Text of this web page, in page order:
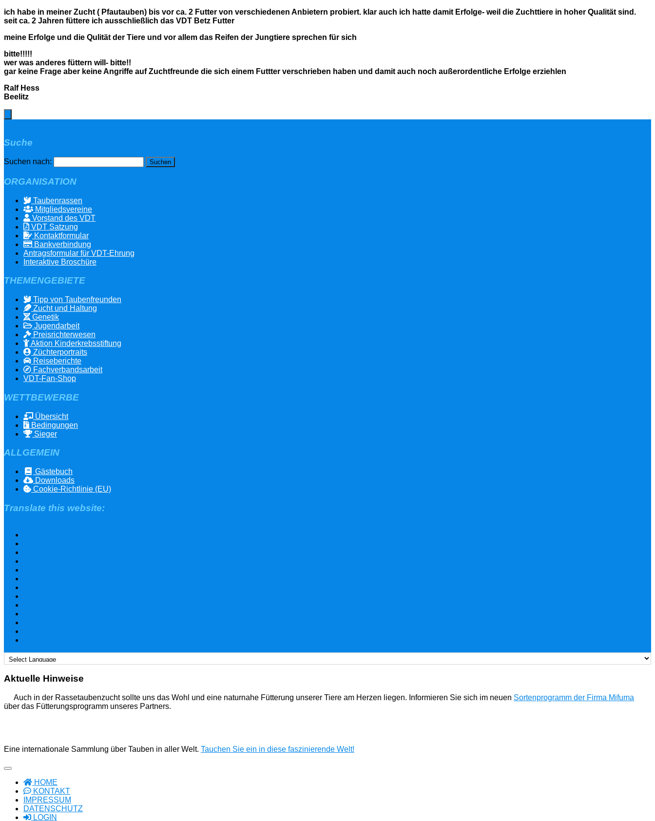
ich habe in meiner Zucht ( Pfautauben) bis vor ca. 2 Futter von verschiedenen Anbietern probiert. klar auch ich hatte damit Erfolge- weil die Zuchttiere in hoher Qualität sind.
seit ca. 2 Jahren füttere ich ausschließlich das VDT Betz Futter
meine Erfolge und die Qulität der Tiere und vor allem das Reifen der Jungtiere sprechen für sich
bitte!!!!!
wer was anderes füttern will- bitte!!
gar keine Frage aber keine Angriffe auf Zuchtfreunde die sich einem Futtter verschrieben haben und damit auch noch außerordentliche Erfolge erziehlen
Ralf Hess
Beelitz
Suche
Suchen nach:
ORGANISATION
Taubenrassen
Mitgliedsvereine
Vorstand des VDT
VDT Satzung
Kontaktformular
Bankverbindung
Antragsformular für VDT-Ehrung
Interaktive Broschüre
THEMENGEBIETE
Tipp von Taubenfreunden
Zucht und Haltung
Genetik
Jugendarbeit
Preisrichterwesen
Aktion Kinderkrebsstiftung
Züchterportraits
Reiseberichte
Fachverbandsarbeit
VDT-Fan-Shop
WETTBEWERBE
Übersicht
Bedingungen
Sieger
ALLGEMEIN
Gästebuch
Downloads
Cookie-Richtlinie (EU)
Translate this website:
Aktuelle Hinweise
Auch in der Rassetaubenzucht sollte uns das Wohl und eine naturnahe Fütterung unserer Tiere am Herzen liegen. Informieren Sie sich im neuen Sortenprogramm der Firma Mifuma
über das Fütterungsprogramm unseres Partners.
Eine internationale Sammlung über Tauben in aller Welt. Tauchen Sie ein in diese faszinierende Welt!
HOME
KONTAKT
IMPRESSUM
DATENSCHUTZ
LOGIN